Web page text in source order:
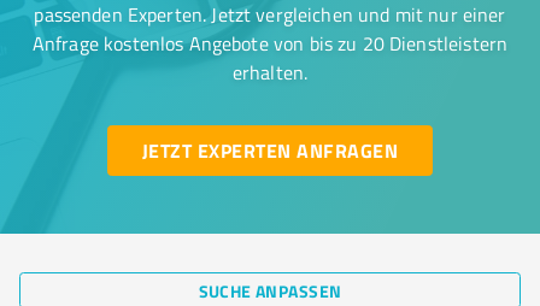
passenden Experten. Jetzt vergleichen und mit nur einer
Anfrage kostenlos Angebote von bis zu 20 Dienstleistern
erhalten.
JETZT EXPERTEN ANFRAGEN
SUCHE ANPASSEN